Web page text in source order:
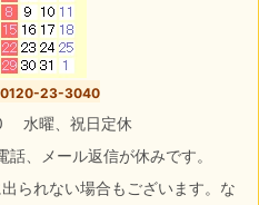
0120-23-3040
水曜、祝日定休
、メール返信が休みです。
られない場合もございます。な